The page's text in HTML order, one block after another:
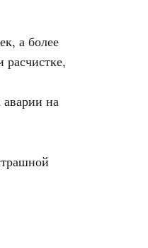
а более
на